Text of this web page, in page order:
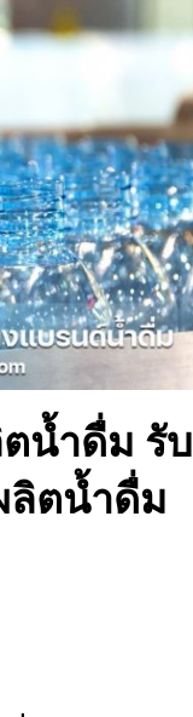
น้ำดื่ม รับ
ลิตน้ำดื่ม